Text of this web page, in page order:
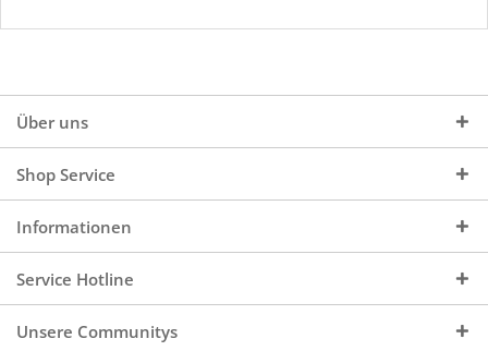
Über uns
Shop Service
Informationen
Service Hotline
Unsere Communitys